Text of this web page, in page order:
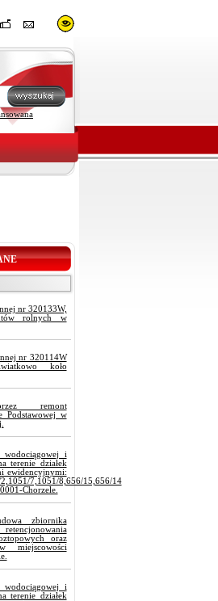
nr 320133W,
rolnych w
nr 320114W
koło
remont
Podstawowej w
wodociągowej i
terenie działek
ewidencyjnymi:
7,1051/8,656/15,656/14
Chorzele.
zbiornika
oraz
miejscowości
wodociągowej i
terenie działek